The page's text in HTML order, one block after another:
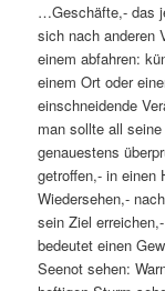
…Geschäfte,- das
sich nach anderen
einem abfahren:
einem Ort oder
einschneidende
man sollte all
genauestens
getroffen,- in einen
Wiedersehen,-
sein Ziel
bedeutet einen
Seenot sehen: